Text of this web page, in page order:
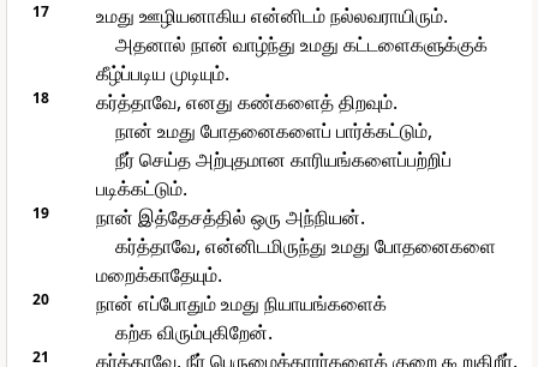
17
உமது ஊழியனாகிய என்னிடம் நல்லவராயிரும்.
அதனால் நான் வாழ்ந்து உமது கட்டளைகளுக்குக்
கீழ்ப்படிய முடியும்.
18
கர்த்தாவே, எனது கண்களைத் திறவும்.
நான் உமது போதனைகளைப் பார்க்கட்டும்,
நீர் செய்த அற்புதமான காரியங்களைப்பற்றிப்
படிக்கட்டும்.
19
நான் இத்தேசத்தில் ஒரு அந்நியன்.
கர்த்தாவே, என்னிடமிருந்து உமது போதனைகளை
மறைக்காதேயும்.
20
நான் எப்போதும் உமது நியாயங்களைக்
கற்க விரும்புகிறேன்.
21
கர்த்தாவே, நீர் பெருமைக்காரர்களைக் குறை கூறுகிறீர்.